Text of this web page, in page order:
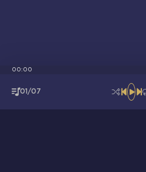
01/07
00:00